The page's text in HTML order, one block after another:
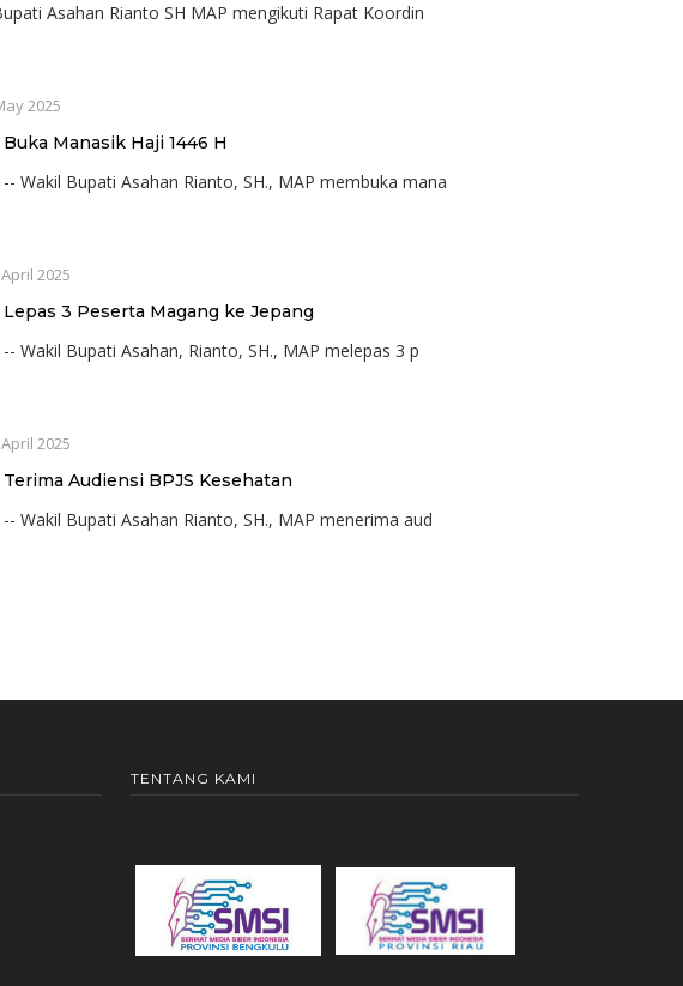
Asahan Rianto SH MAP mengikuti Rapat Koordin
2025
Manasik Haji 1446 H
-- Wakil Bupati Asahan Rianto, SH., MAP membuka mana
2025
3 Peserta Magang ke Jepang
-- Wakil Bupati Asahan, Rianto, SH., MAP melepas 3 p
2025
Audiensi BPJS Kesehatan
-- Wakil Bupati Asahan Rianto, SH., MAP menerima aud
TENTANG KAMI